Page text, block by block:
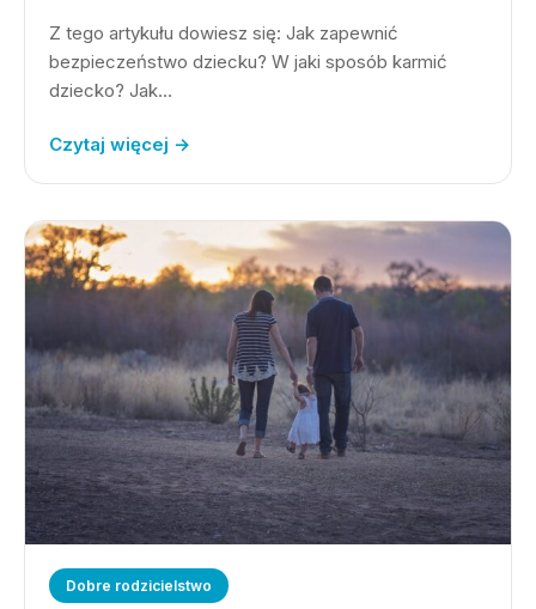
Z tego artykułu dowiesz się: Jak zapewnić
bezpieczeństwo dziecku? W jaki sposób karmić
dziecko? Jak…
Czytaj więcej →
Dobre rodzicielstwo